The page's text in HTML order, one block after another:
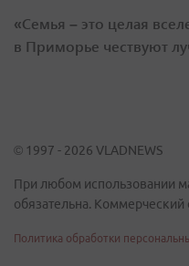
«Семья – это целая
в Приморье чествуют
© 1997 - 2026 VLADNEWS
При любом использовании
обязательна. Коммерческий
Политика обработки